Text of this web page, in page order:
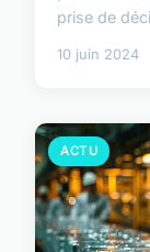
prise de
10 juin 2024
ACTU